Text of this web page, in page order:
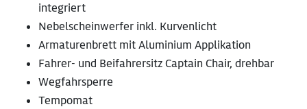
integriert
Nebelscheinwerfer inkl. Kurvenlicht
Armaturenbrett mit Aluminium Applikation
Fahrer- und Beifahrersitz Captain Chair, drehbar
Wegfahrsperre
Tempomat